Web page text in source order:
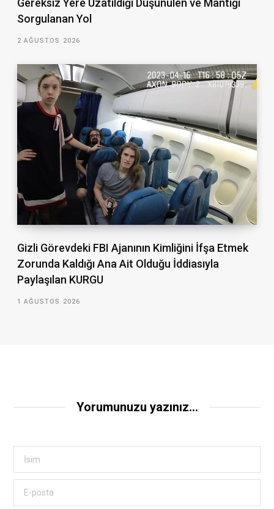
Gereksiz Yere Uzatıldığı Düşünülen ve Mantığı
Sorgulanan Yol
2 AĞUSTOS 2026
Gizli Görevdeki FBI Ajanının Kimliğini İfşa Etmek
Zorunda Kaldığı Ana Ait Olduğu İddiasıyla
Paylaşılan KURGU
1 AĞUSTOS 2026
Yorumunuzu yazınız...